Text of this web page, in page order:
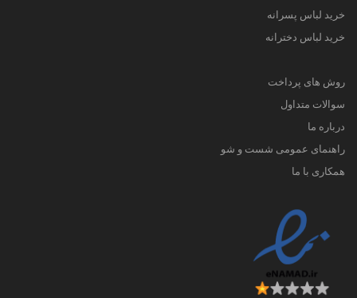
خرید لباس پسرانه
خرید لباس دخترانه
روش های پرداخت
سوالات متداول
درباره ما
راهنمای عمومی شست و شو
همکاری با ما